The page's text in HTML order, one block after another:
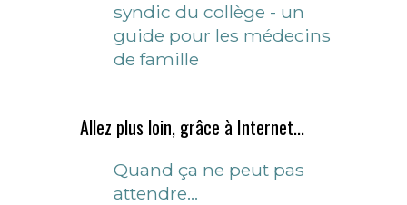
syndic du collège - un
guide pour les médecins
de famille
Allez plus loin, grâce à Internet...
Quand ça ne peut pas
attendre…